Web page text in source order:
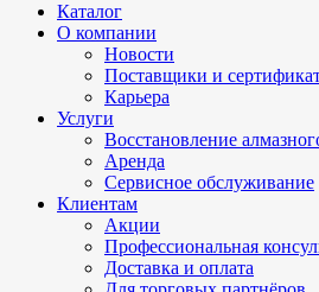
Каталог
О компании
Новости
Поставщики и
Карьера
Услуги
Восстановление
Аренда
Сервисное обслуживание
Клиентам
Акции
Профессиональная
Доставка и оплата